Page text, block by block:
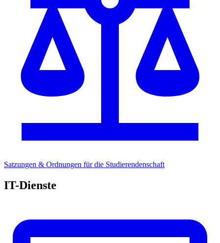
Satzungen & Ordnungen für die Studierendenschaft
IT-Dienste